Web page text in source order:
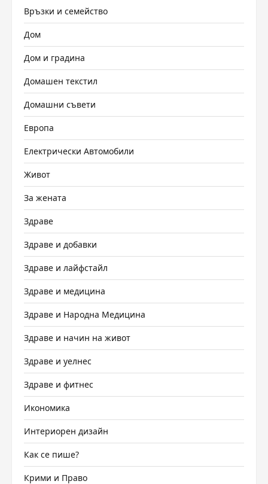
Връзки и семейство
Дом
Дом и градина
Домашен текстил
Домашни съвети
Европа
Електрически Автомобили
Живот
За жената
Здраве
Здраве и добавки
Здраве и лайфстайл
Здраве и медицина
Здраве и Народна Медицина
Здраве и начин на живот
Здраве и уелнес
Здраве и фитнес
Икономика
Интериорен дизайн
Как се пише?
Крими и Право